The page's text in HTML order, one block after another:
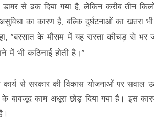
डामर से ढक दिया गया है, लेकिन करीब तीन
का कारण है, बल्कि दुर्घटनाओं का खतरा भी
“बरसात के मौसम में यह रास्ता कीचड़ से भर
में भी कठिनाई होती है।”
कार्य से सरकार की विकास योजनाओं पर सवाल
बावजूद काम अधूरा छोड़ दिया गया है। इस